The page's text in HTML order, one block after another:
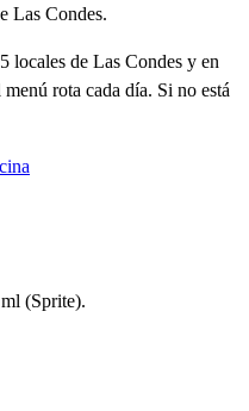
Las Condes.
locales de Las Condes y en
rota cada día. Si no está
(Sprite).